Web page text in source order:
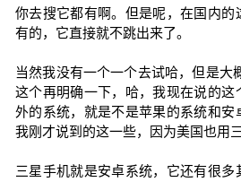
你去搜它都有啊。但是呢，在国内的
有的，它直接就不跳出来了。
当然我没有一个一个去试哈，但是大
这个再明确一下，哈，我现在说的这
外的系统，就是不是苹果的系统和安
我刚才说到的这一些，因为美国也用三
三星手机就是安卓系统，它还有很多